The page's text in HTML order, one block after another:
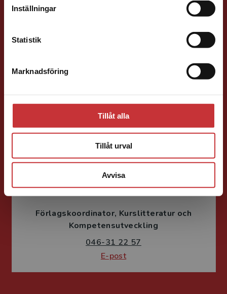
Inställningar
Statistik
Marknadsföring
Tillåt alla
Tillåt urval
Avvisa
Lärarutbildning och pedagogik
E-post
Fritjof Janson
Förlagskoordinator Kurslitteratur och
Kompetensutveckling
046-31 22 57
E-post